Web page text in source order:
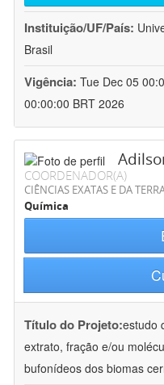
Instituição/UF/País:
Brasil
Vigência: Tue Dec 05
00:00:00 BRT 2026
COORDENADOR(A)
CIÊNCIAS EXATAS E DA
Química
Título do Projeto:estudo
extrato, fração e/ou
bufonídeos dos biomas